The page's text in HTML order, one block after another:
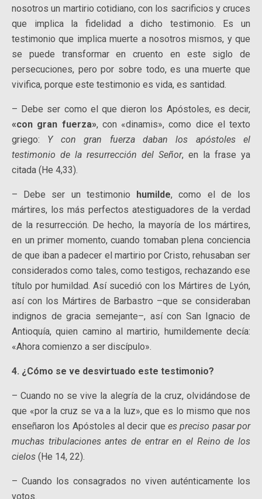
nosotros un martirio cotidiano, con los sacrificios y cruces
que implica la fidelidad a dicho testimonio. Es un
testimonio que implica muerte a nosotros mismos, y que
se puede transformar en cruento en este siglo de
persecuciones, pero por sobre todo, es una muerte que
vivifica, porque este testimonio es vida, es santidad.
– Debe ser como el que dieron los Apóstoles, es decir,
«con gran fuerza», con «dinamis», como dice el texto
griego: Y con gran fuerza daban los apóstoles el
testimonio de la resurrección del Señor, en la frase ya
citada (He 4,33).
– Debe ser un testimonio humilde, como el de los
mártires, los más perfectos atestiguadores de la verdad
de la resurrección. De hecho, la mayoría de los mártires,
en un primer momento, cuando tomaban plena conciencia
de que iban a padecer el martirio por Cristo, rehusaban ser
considerados como tales, como testigos, rechazando ese
título por humildad. Así sucedió con los Mártires de Lyón,
así con los Mártires de Barbastro –que se consideraban
indignos de gracia semejante–, así con San Ignacio de
Antioquía, quien camino al martirio, humildemente decía:
«Ahora comienzo a ser discípulo».
4. ¿Cómo se ve desvirtuado este testimonio?
– Cuando no se vive la alegría de la cruz, olvidándose de
que «por la cruz se va a la luz», que es lo mismo que nos
enseñaron los Apóstoles al decir que es preciso pasar por
muchas tribulaciones antes de entrar en el Reino de los
cielos (He 14, 22).
– Cuando los consagrados no viven auténticamente los
votos.